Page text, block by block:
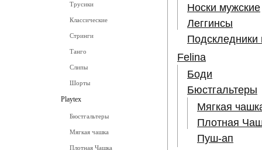
Трусики
Классические
Стринги
Танго
Слипы
Шорты
Playtex
Бюстгальтеры
Мягкая чашка
Плотная Чашка
Носки мужские
Леггинсы
Подскледники
Felina
Боди
Бюстгальтеры
Мягкая
Плотная
Пуш-ап